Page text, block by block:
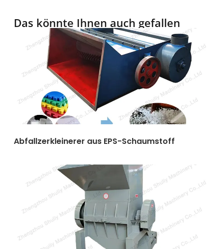
Das könnte Ihnen auch gefallen
Abfallzerkleinerer aus EPS-Schaumstoff